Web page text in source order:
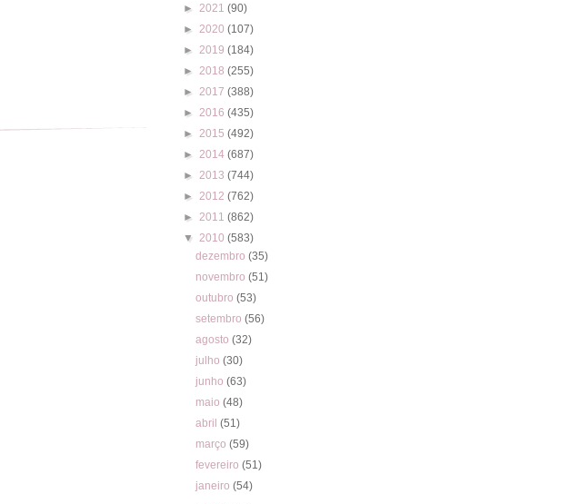
► 2021 (90)
► 2020 (107)
► 2019 (184)
► 2018 (255)
► 2017 (388)
► 2016 (435)
► 2015 (492)
► 2014 (687)
► 2013 (744)
► 2012 (762)
► 2011 (862)
▼ 2010 (583)
dezembro(35)
novembro(51)
outubro(53)
setembro(56)
agosto(32)
julho(30)
junho(63)
maio(48)
abril(51)
março(59)
fevereiro(51)
janeiro(54)